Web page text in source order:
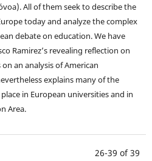
All of them seek to describe the
today and analyze the complex
debate on education. We have
Ramirez’s revealing reflection on
an analysis of American
explains many of the
in European universities and in
Area.
26-39 of 39